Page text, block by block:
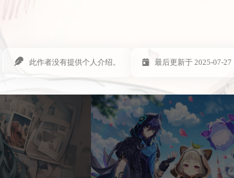
此作者没有提供个人介绍。 最后更新于 2025-07-27